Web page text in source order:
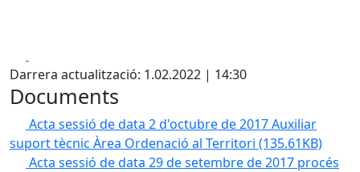
Darrera actualització: 1.02.2022 | 14:30
Documents
Acta sessió de data 2 d'octubre de 2017 Auxiliar
suport tècnic Àrea Ordenació al Territori (135.61KB)
Acta sessió de data 29 de setembre de 2017 procés